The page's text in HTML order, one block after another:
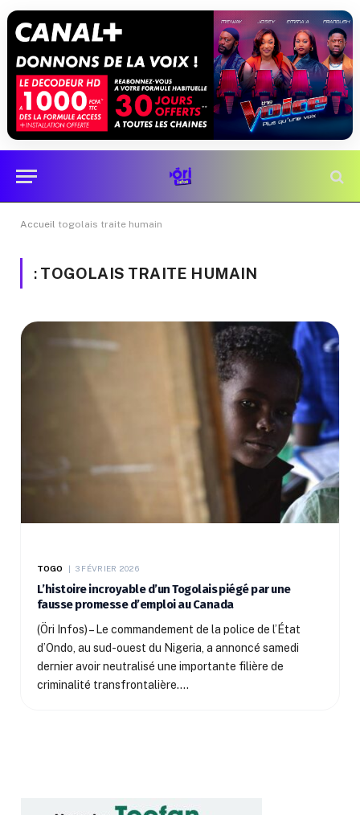
Accueil togolais traite humain
: TOGOLAIS TRAITE HUMAIN
TOGO 3 FÉVRIER 2026
L’histoire incroyable d’un Togolais piégé par une
fausse promesse d’emploi au Canada
(Öri Infos) – Le commandement de la police de l’État
d’Ondo, au sud-ouest du Nigeria, a annoncé samedi
dernier avoir neutralisé une importante filière de
criminalité transfrontalière.…